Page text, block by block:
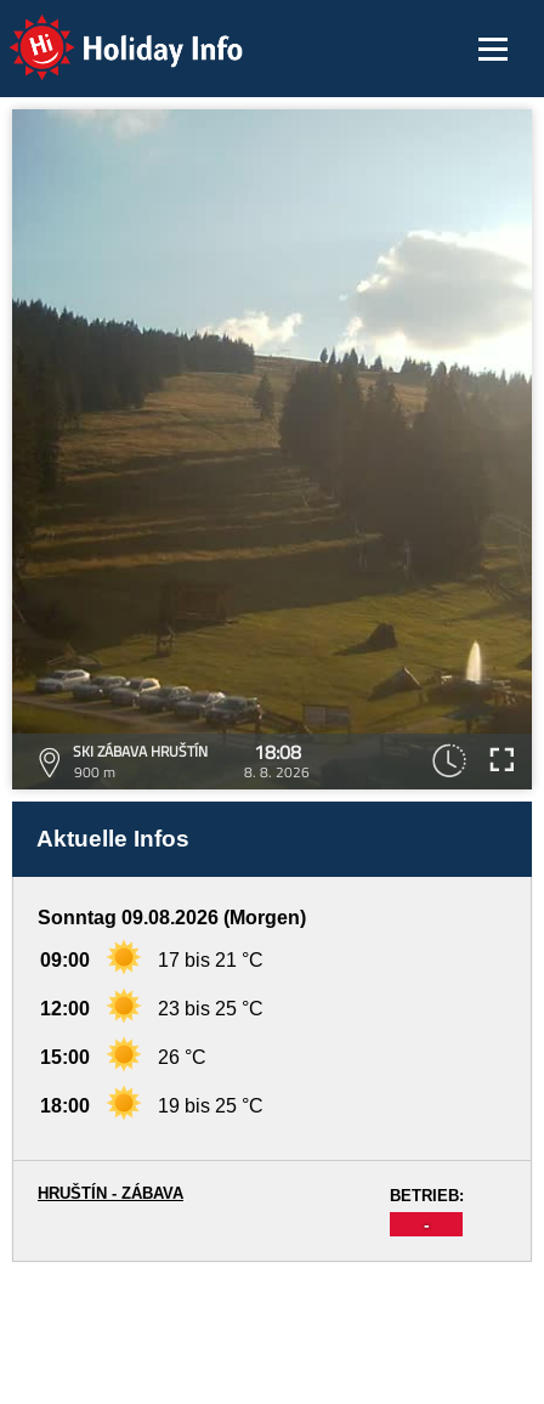
Holiday Info
SKI ZÁBAVA HRUŠTÍN
900 m
18:08
8. 8. 2026
Aktuelle Infos
Sonntag 09.08.2026 (Morgen)
09:00 17 bis 21 °C
12:00 23 bis 25 °C
15:00 26 °C
18:00 19 bis 25 °C
BETRIEB:
-
HRUŠTÍN - ZÁBAVA